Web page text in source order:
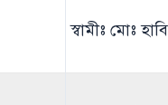
স্বামীঃ মোঃ